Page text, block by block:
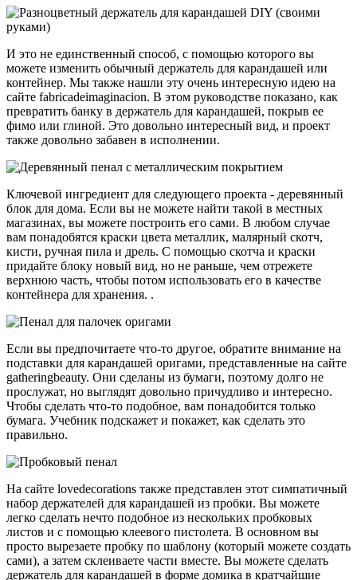
И это не единственный способ, с помощью которого вы
можете изменить обычный держатель для карандашей или
контейнер. Мы также нашли эту очень интересную идею на
сайте fabricadeimaginacion. В этом руководстве показано, как
превратить банку в держатель для карандашей, покрыв ее
фимо или глиной. Это довольно интересный вид, и проект
также довольно забавен в исполнении.
Ключевой ингредиент для следующего проекта - деревянный
блок для дома. Если вы не можете найти такой в местных
магазинах, вы можете построить его сами. В любом случае
вам понадобятся краски цвета металлик, малярный скотч,
кисти, ручная пила и дрель. С помощью скотча и краски
придайте блоку новый вид, но не раньше, чем отрежете
верхнюю часть, чтобы потом использовать его в качестве
контейнера для хранения. .
Если вы предпочитаете что-то другое, обратите внимание на
подставки для карандашей оригами, представленные на сайте
gatheringbeauty. Они сделаны из бумаги, поэтому долго не
прослужат, но выглядят довольно причудливо и интересно.
Чтобы сделать что-то подобное, вам понадобится только
бумага. Учебник подскажет и покажет, как сделать это
правильно.
На сайте lovedecorations также представлен этот симпатичный
набор держателей для карандашей из пробки. Вы можете
легко сделать нечто подобное из нескольких пробковых
листов и с помощью клеевого пистолета. В основном вы
просто вырезаете пробку по шаблону (который можете создать
сами), а затем склеиваете части вместе. Вы можете сделать
держатель для карандашей в форме домика в кратчайшие